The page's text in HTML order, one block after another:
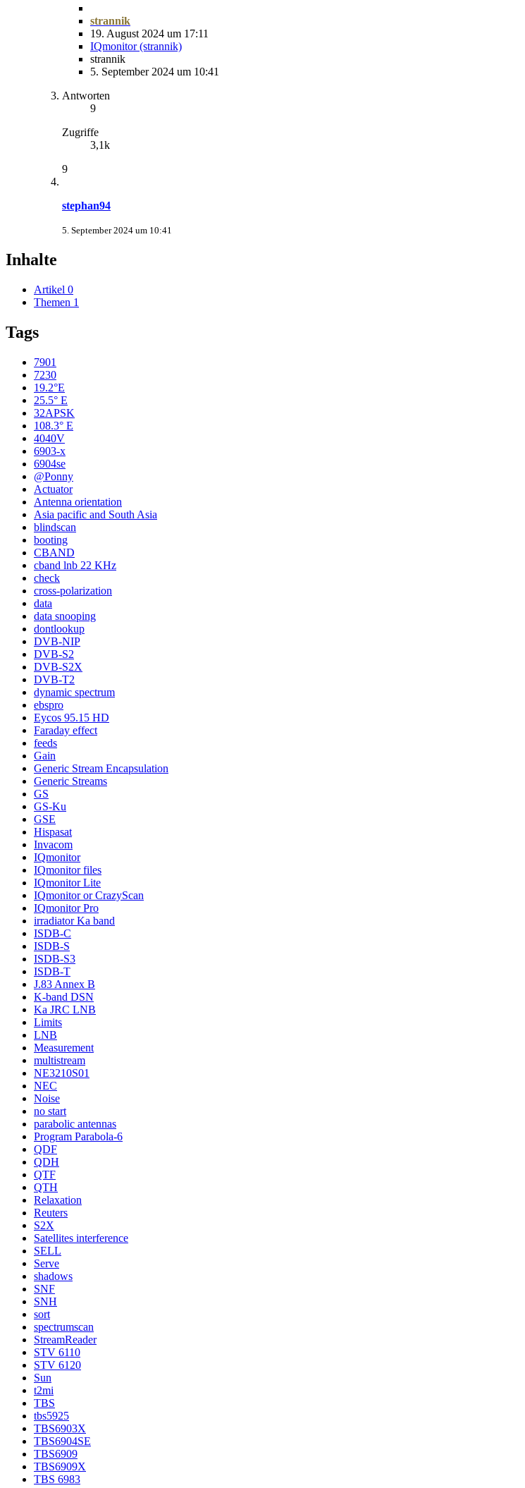
strannik
19. August 2024 um 17:11
IQmonitor (strannik)
strannik
5. September 2024 um 10:41
Antworten
9
Zugriffe
3,1k
9
stephan94
5. September 2024 um 10:41
Inhalte
Artikel 0
Themen 1
Tags
7901
7230
19.2°E
25.5° E
32APSK
108.3° E
4040V
6903-x
6904se
@Ponny
Actuator
Antenna orientation
Asia pacific and South Asia
blindscan
booting
CBAND
cband lnb 22 KHz
check
cross-polarization
data
data snooping
dontlookup
DVB-NIP
DVB-S2
DVB-S2X
DVB-T2
dynamic spectrum
ebspro
Eycos 95.15 HD
Faraday effect
feeds
Gain
Generic Stream Encapsulation
Generic Streams
GS
GS-Ku
GSE
Hispasat
Invacom
IQmonitor
IQmonitor files
IQmonitor Lite
IQmonitor or CrazyScan
IQmonitor Pro
irradiator Ka band
ISDB-C
ISDB-S
ISDB-S3
ISDB-T
J.83 Annex B
K-band DSN
Ka JRC LNB
Limits
LNB
Measurement
multistream
NE3210S01
NEC
Noise
no start
parabolic antennas
Program Parabola-6
QDF
QDH
QTF
QTH
Relaxation
Reuters
S2X
Satellites interference
SELL
Serve
shadows
SNF
SNH
sort
spectrumscan
StreamReader
STV 6110
STV 6120
Sun
t2mi
TBS
tbs5925
TBS6903X
TBS6904SE
TBS6909
TBS6909X
TBS 6983